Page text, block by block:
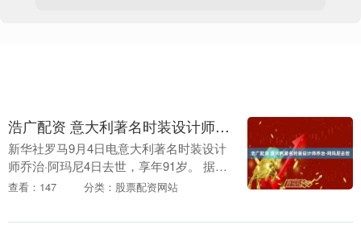
浩广配资 意大利著名时装设计师乔治·阿玛尼去世
新华社罗马9月4日电意大利著名时装设计
师乔治·阿玛尼4日去世，享年91岁。 据意
大利媒体报道，阿玛尼在家中去世。此前
休养。 ....
查看：147 分类：股票配资网站